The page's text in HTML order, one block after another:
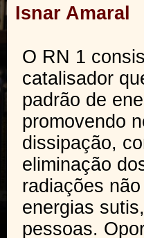
Isnar Amaral
O RN 1
catalisador
padrão de
promovendo
dissipação,
eliminação
radiações
energias
pessoas.